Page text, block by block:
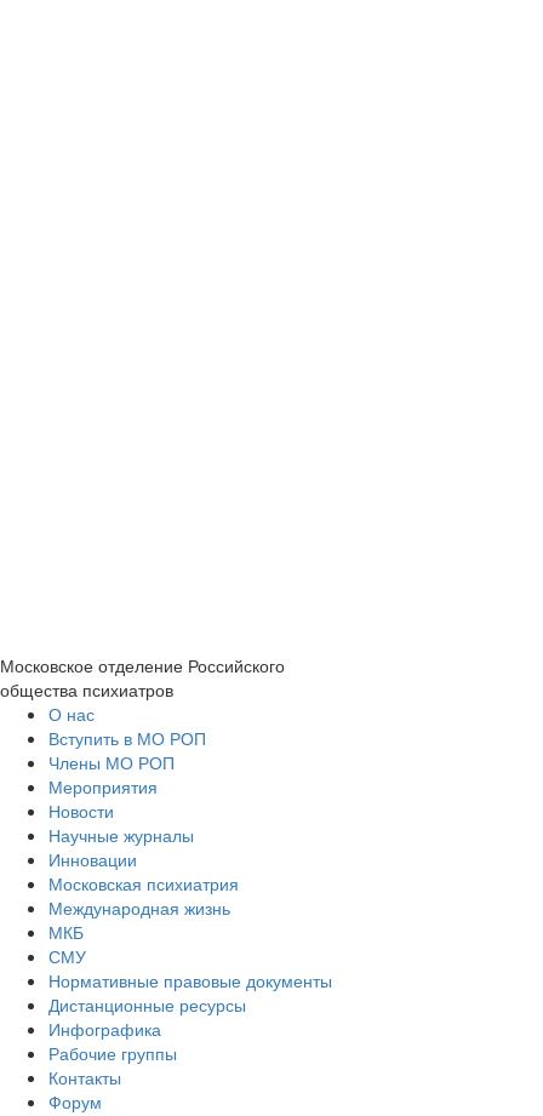
Московское отделение Российского
общества психиатров
О нас
Вступить в МО РОП
Члены МО РОП
Мероприятия
Новости
Научные журналы
Инновации
Московская психиатрия
Международная жизнь
МКБ
СМУ
Нормативные правовые документы
Дистанционные ресурсы
Инфографика
Рабочие группы
Контакты
Форум